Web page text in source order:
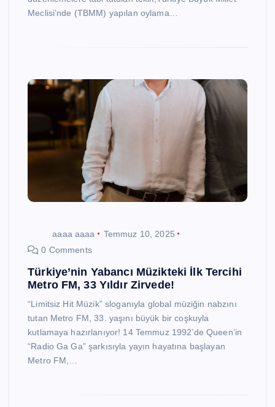
Meclisi’nde (TBMM) yapılan oylama…
aaaa aaaa
Temmuz 10, 2025
0 Comments
Türkiye’nin Yabancı Müzikteki İlk Tercihi
Metro FM, 33 Yıldır Zirvede!
“Limitsiz Hit Müzik” sloganıyla global müziğin nabzını
tutan Metro FM, 33. yaşını büyük bir coşkuyla
kutlamaya hazırlanıyor! 14 Temmuz 1992’de Queen’in
“Radio Ga Ga” şarkısıyla yayın hayatına başlayan
Metro FM,…